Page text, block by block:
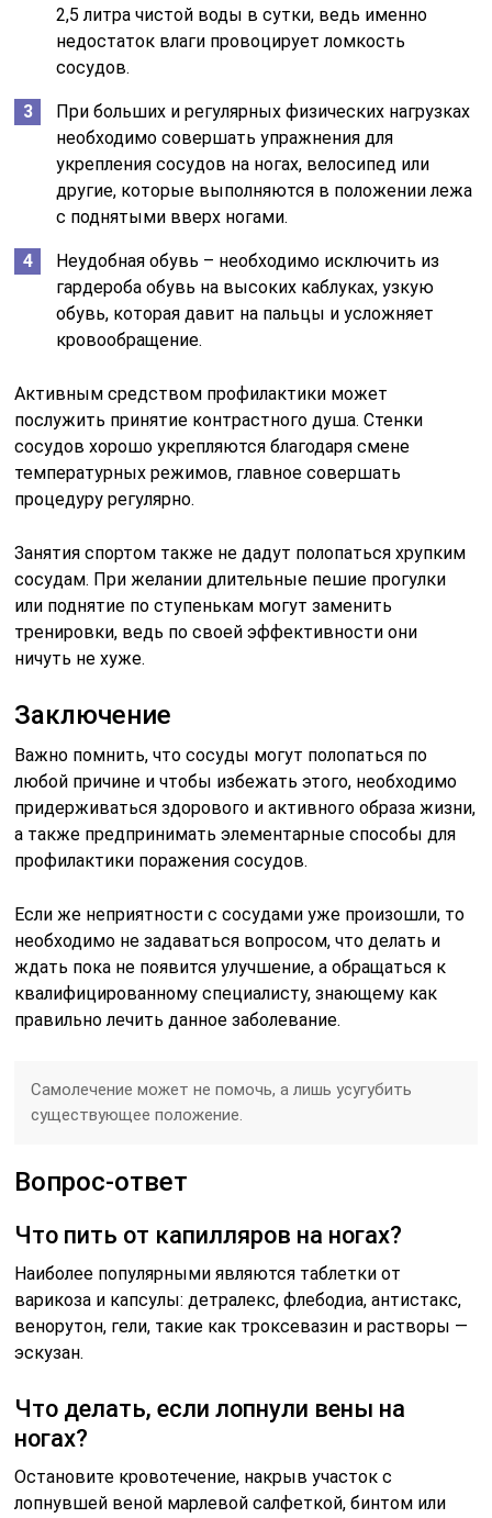
2,5 литра чистой воды в сутки, ведь именно
недостаток влаги провоцирует ломкость
сосудов.
При больших и регулярных физических нагрузках
необходимо совершать упражнения для
укрепления сосудов на ногах, велосипед или
другие, которые выполняются в положении лежа
с поднятыми вверх ногами.
Неудобная обувь – необходимо исключить из
гардероба обувь на высоких каблуках, узкую
обувь, которая давит на пальцы и усложняет
кровообращение.
Активным средством профилактики может
послужить принятие контрастного душа. Стенки
сосудов хорошо укрепляются благодаря смене
температурных режимов, главное совершать
процедуру регулярно.
Занятия спортом также не дадут полопаться хрупким
сосудам. При желании длительные пешие прогулки
или поднятие по ступенькам могут заменить
тренировки, ведь по своей эффективности они
ничуть не хуже.
Заключение
Важно помнить, что сосуды могут полопаться по
любой причине и чтобы избежать этого, необходимо
придерживаться здорового и активного образа жизни,
а также предпринимать элементарные способы для
профилактики поражения сосудов.
Если же неприятности с сосудами уже произошли, то
необходимо не задаваться вопросом, что делать и
ждать пока не появится улучшение, а обращаться к
квалифицированному специалисту, знающему как
правильно лечить данное заболевание.
Самолечение может не помочь, а лишь усугубить
существующее положение.
Вопрос-ответ
Что пить от капилляров на ногах?
Наиболее популярными являются таблетки от
варикоза и капсулы: детралекс, флебодиа, антистакс,
венорутон, гели, такие как троксевазин и растворы —
эскузан.
Что делать, если лопнули вены на
ногах?
Остановите кровотечение, накрыв участок с
лопнувшей веной марлевой салфеткой, бинтом или